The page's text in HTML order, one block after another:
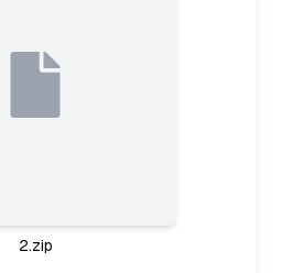
2.zip